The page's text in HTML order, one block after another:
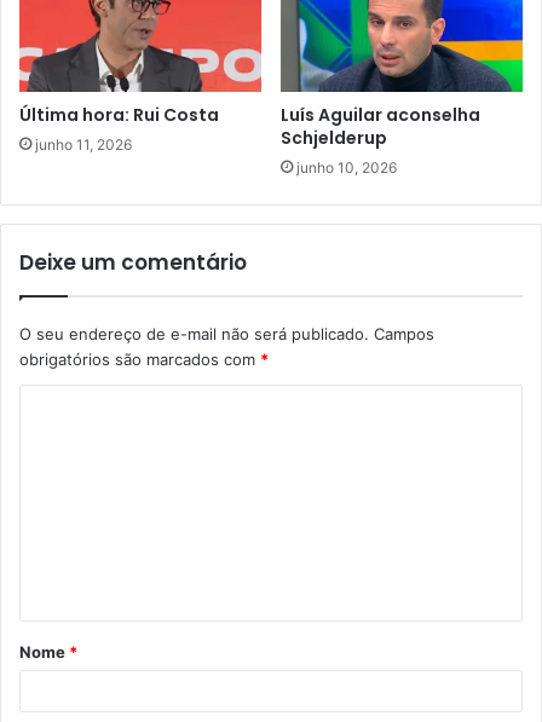
Última hora: Rui Costa
junho 11, 2026
Luís Aguilar aconselha
Schjelderup
junho 10, 2026
Deixe um comentário
O seu endereço de e-mail não será publicado. Campos
obrigatórios são marcados com *
á
r
Nome *